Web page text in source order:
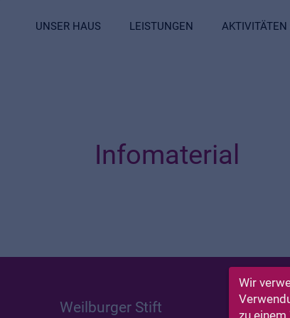
Wir
UNSER HAUS LEISTUNGEN AKTIVITÄTEN
Infomaterial
Weilburger Stift